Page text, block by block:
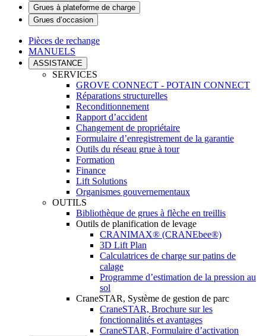
Grues à plateforme de charge
Grues d’occasion
Pièces de rechange
MANUELS
ASSISTANCE
SERVICES
GROVE CONNECT - POTAIN CONNECT
Réparations structurelles
Reconditionnement
Rapport d’accident
Changement de propriétaire
Formulaire d’enregistrement de la garantie
Outils du réseau grue à tour
Formation
Finance
Lift Solutions
Organismes gouvernementaux
OUTILS
Bibliothèque de grues à flèche en treillis
Outils de planification de levage
CRANIMAX® (CRANEbee®)
3D Lift Plan
Calculatrices de charge sur patins de
calage
Programme d’estimation de la pression au
sol
CraneSTAR, Système de gestion de parc
CraneSTAR, Brochure sur les
fonctionnalités et avantages
CraneSTAR, Formulaire d’activation